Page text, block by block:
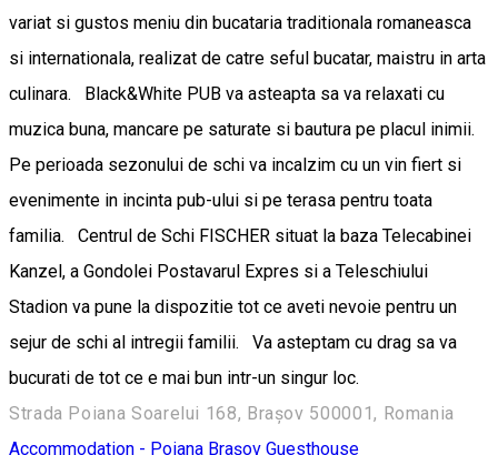
variat si gustos meniu din bucataria traditionala romaneasca
si internationala, realizat de catre seful bucatar, maistru in arta
culinara. Black&White PUB va asteapta sa va relaxati cu
muzica buna, mancare pe saturate si bautura pe placul inimii.
Pe perioada sezonului de schi va incalzim cu un vin fiert si
evenimente in incinta pub-ului si pe terasa pentru toata
familia. Centrul de Schi FISCHER situat la baza Telecabinei
Kanzel, a Gondolei Postavarul Expres si a Teleschiului
Stadion va pune la dispozitie tot ce aveti nevoie pentru un
sejur de schi al intregii familii. Va asteptam cu drag sa va
bucurati de tot ce e mai bun intr-un singur loc.
Strada Poiana Soarelui 168, Brașov 500001, Romania
Accommodation - Poiana Brașov Guesthouse